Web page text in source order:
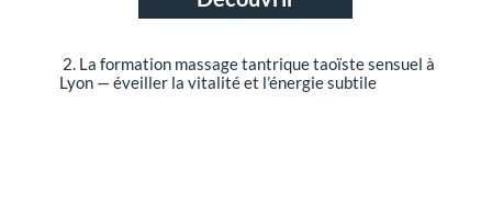
2. La formation massage tantrique taoïste sensuel à
Lyon — éveiller la vitalité et l’énergie subtile